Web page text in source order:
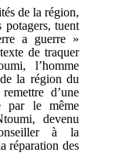
de la région,
potagers, tuent
a guerre »
de traquer
l’homme
de la région du
d’une
par le même
devenu
à la
réparation des